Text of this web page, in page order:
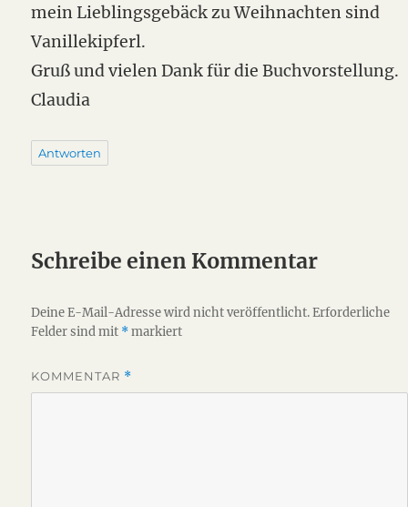
mein Lieblingsgebäck zu Weihnachten sind
Vanillekipferl.
Gruß und vielen Dank für die Buchvorstellung.
Claudia
Antworten
Schreibe einen Kommentar
Deine E-Mail-Adresse wird nicht veröffentlicht. Erforderliche
Felder sind mit *markiert
KOMMENTAR *